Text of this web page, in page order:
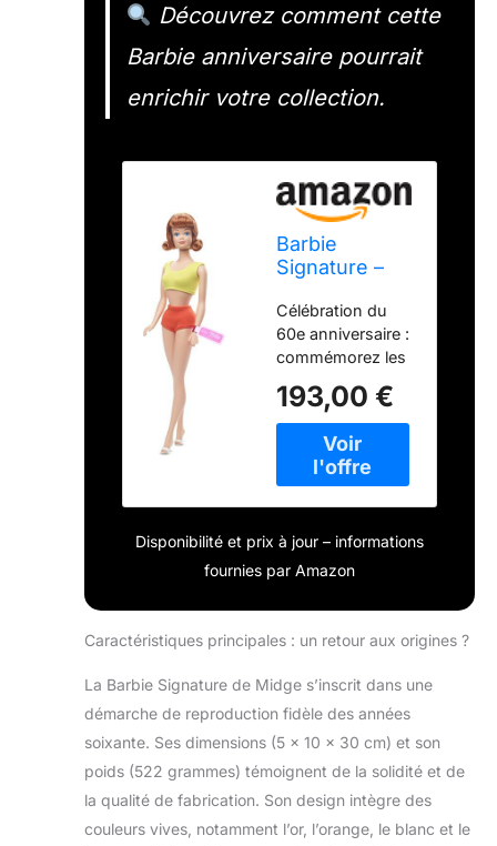
Découvrez comment cette
Barbie anniversaire pourrait
enrichir votre collection.
Barbie
Signature –
Reproduction
Vintage du
60e
Anniversaire
de moucheron
Célébration du
60e anniversaire :
commémorez les
avec cette
reproduction de
son look de plage
original introduit
plage classique :
cette poupée
de son maillot de
bain
deux pièces jaune
et orange, avec
talons blancs,
capturant
l'essence de son
style intemporel.
193,00 €
Disponibilité et prix à jour – informations
fournies par Amazon
Caractéristiques principales : un retour aux origines ?
La Barbie Signature de Midge s’inscrit dans une
démarche de reproduction fidèle des années
soixante. Ses dimensions (5 x 10 x 30 cm) et son
poids (522 grammes) témoignent de la solidité et de
la qualité de fabrication. Son design intègre des
couleurs vives, notamment l’or, l’orange, le blanc et le